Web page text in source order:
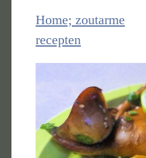
Home; zoutarme
recepten